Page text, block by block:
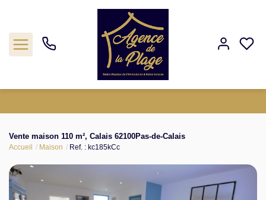
Acheter
Biens vendus
Vente maison 110 m², Calais 62100Pas-de-Calais
Accueil Maison Ref. : kc185kCc